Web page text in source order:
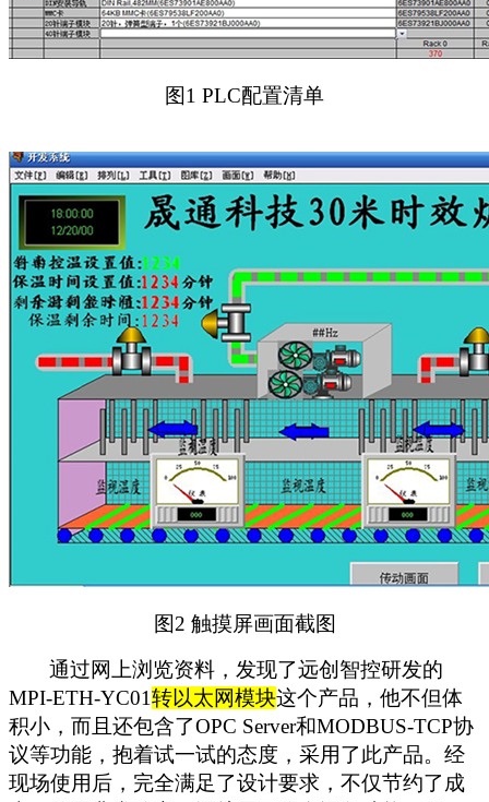
图1 PLC配置清单
图2 触摸屏画面截图
通过网上浏览资料，发现了远创智控研发的
MPI-ETH-YC01转以太网模块这个产品，他不但体
积小，而且还包含了OPC Server和MODBUS-TCP协
议等功能，抱着试一试的态度，采用了此产品。经
现场使用后，完全满足了设计要求，不仅节约了成